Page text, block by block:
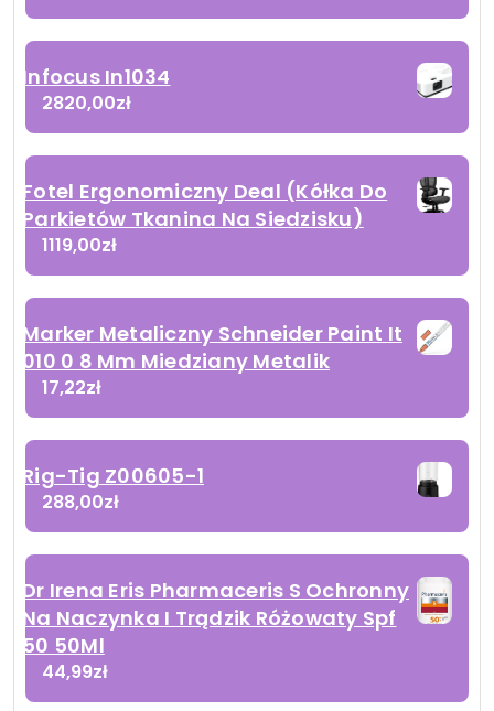
Infocus In1034
2820,00zł
Fotel Ergonomiczny Deal (Kółka Do
Parkietów Tkanina Na Siedzisku)
1119,00zł
Marker Metaliczny Schneider Paint It
010 0 8 Mm Miedziany Metalik
17,22zł
Rig-Tig Z00605-1
288,00zł
Dr Irena Eris Pharmaceris S Ochronny
Na Naczynka I Trądzik Różowaty Spf
50 50Ml
44,99zł